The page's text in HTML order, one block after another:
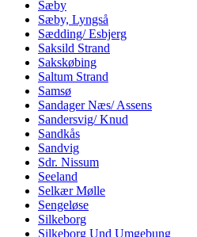
Sæby
Sæby, Lyngså
Sædding/ Esbjerg
Saksild Strand
Sakskøbing
Saltum Strand
Samsø
Sandager Næs/ Assens
Sandersvig/ Knud
Sandkås
Sandvig
Sdr. Nissum
Seeland
Selkær Mølle
Sengeløse
Silkeborg
Silkeborg Und Umgebung